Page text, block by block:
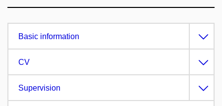
Basic information
CV
Supervision